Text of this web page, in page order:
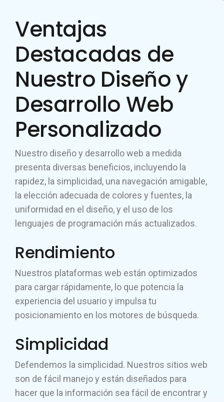
Ventajas
Destacadas de
Nuestro Diseño y
Desarrollo Web
Personalizado
Nuestro diseño y desarrollo web a medida
presenta diversas beneficios, incluyendo la
rapidez, la simplicidad, una navegación amigable,
la elección adecuada de colores y fuentes, la
uniformidad en el diseño, y el uso de los
lenguajes de programación más actualizados.
Rendimiento
Nuestros plataformas web están optimizados
para cargar rápidamente, lo que potencia la
experiencia del usuario y impulsa tu
posicionamiento en los motores de búsqueda.
Simplicidad
Defendemos la simplicidad. Nuestros sitios web
son de fácil manejo y están diseñados para
hacer que la información sea fácil de encontrar y